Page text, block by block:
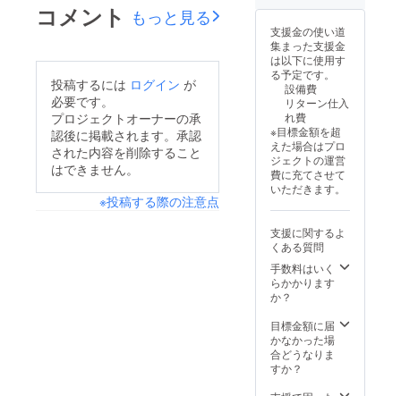
コメント もっと見る
投稿するには ログイン が
必要です。
プロジェクトオーナーの承
認後に掲載されます。承認
された内容を削除すること
はできません。
※投稿する際の注意点
支援金の使い道
集まった支援金
は以下に使用す
る予定です。
設備費
リターン仕入
れ費
※目標金額を超
えた場合はプロ
ジェクトの運営
費に充てさせて
いただきます。
支援に関するよ
くある質問
手数料はいく
らかかります
か？
目標金額に届
かなかった場
合どうなりま
すか？